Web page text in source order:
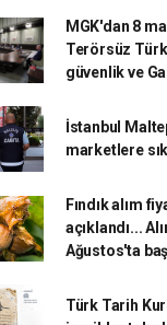
MGK'dan 8
Terörsüz
güvenlik ve
İstanbul
marketlere
Fındık alım
açıklandı...
Ağustos'ta
Türk Tarih